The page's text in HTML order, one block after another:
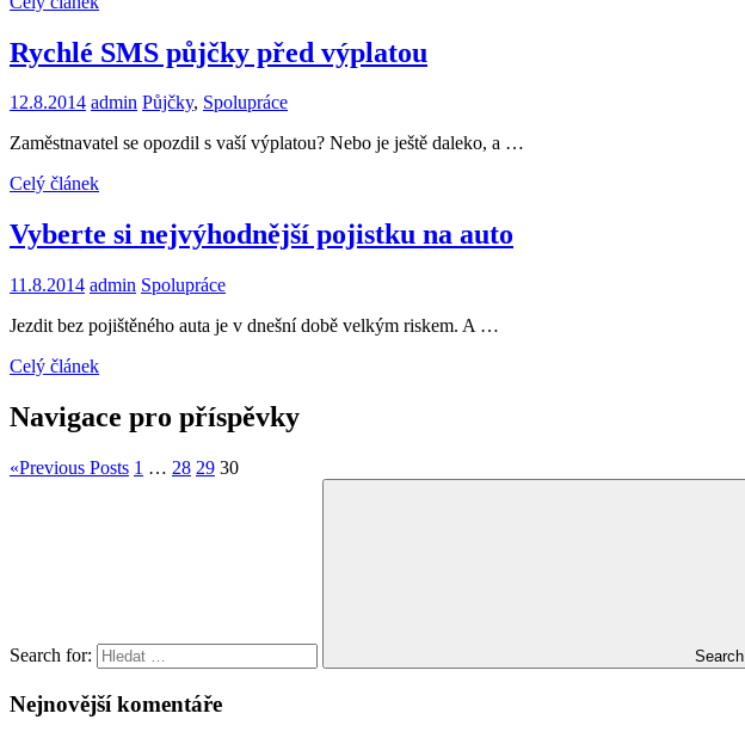
Rychlé SMS půjčky před výplatou
12.8.2014 admin Půjčky, Spolupráce
Zaměstnavatel se opozdil s vaší výplatou? Nebo je ještě daleko, a …
Celý článek
Vyberte si nejvýhodnější pojistku na auto
11.8.2014 admin Spolupráce
Jezdit bez pojištěného auta je v dnešní době velkým riskem. A …
Celý článek
Navigace pro příspěvky
«Previous Posts 1 … 28 29 30
Search for: Search
Nejnovější komentáře